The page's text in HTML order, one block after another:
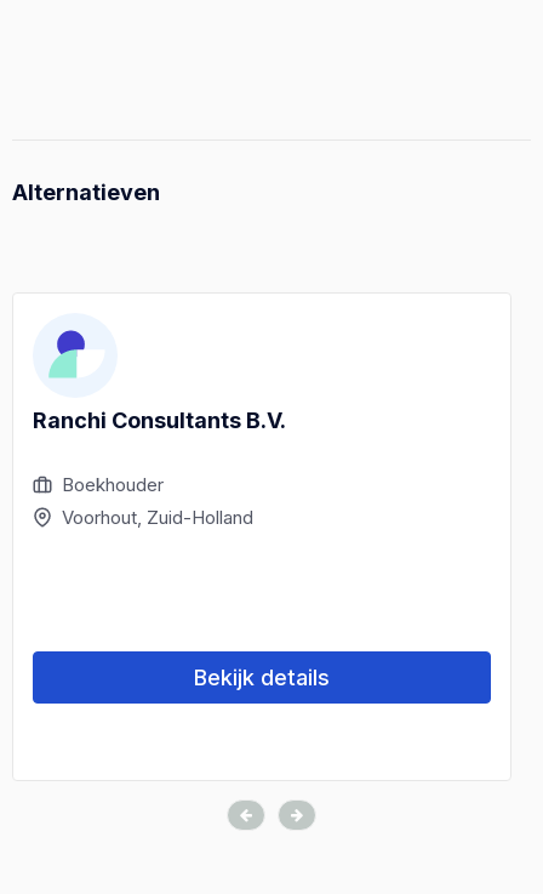
Alternatieven
Ranchi Consultants B.V.
Boekhouder
Voorhout, Zuid-Holland
Bekijk details